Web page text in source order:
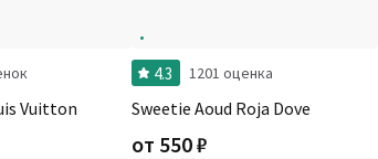
Vuitton
4.3 1201 оценка
Sweetie Aoud Roja Dove
от 550₽